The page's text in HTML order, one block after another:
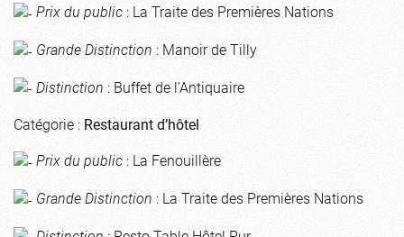
Prix du public: La Traite des Premières Nations
Grande Distinction : Manoir de Tilly
Distinction: Buffet de l’Antiquaire
Catégorie :Restaurant d’hôtel
Prix du public: La Fenouillère
Grande Distinction: La Traite des Premières Nations